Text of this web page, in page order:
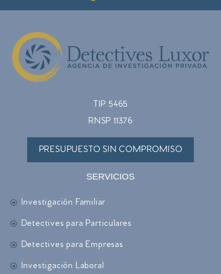
TIP 5465
RNSP 11376
PRESUPUESTO SIN COMPROMISO
SERVICIOS
Investigación Familiar
Detectives para Particulares
Detectives para Empresas
Investigación Laboral